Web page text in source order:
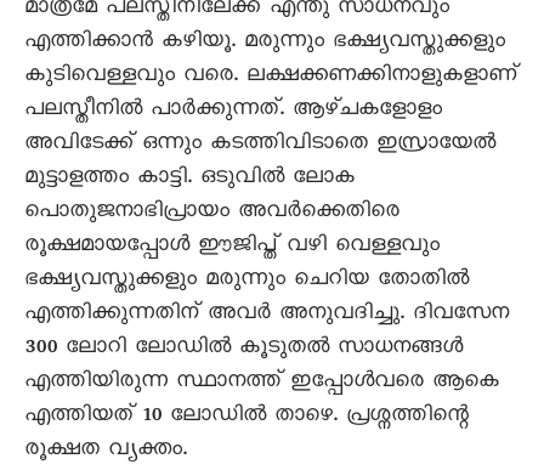
മാത്രമേ പലസ്തീനിലേക്ക് എന്തു സാധനവും
എത്തിക്കാൻ കഴിയൂ. മരുന്നും ഭക്ഷ്യവസ്തുക്കളും
കുടിവെള്ളവും വരെ. ലക്ഷക്കണക്കിനാളുകളാണ്
പലസ്തീനിൽ പാർക്കുന്നത്. ആഴ്ചകളോളം
അവിടേക്ക് ഒന്നും കടത്തിവിടാതെ ഇസ്രായേൽ
മുട്ടാളത്തം കാട്ടി. ഒടുവിൽ ലോക
പൊതുജനാഭിപ്രായം അവർക്കെതിരെ
രൂക്ഷമായപ്പോൾ ഈജിപ്ത് വഴി വെള്ളവും
ഭക്ഷ്യവസ്തുക്കളും മരുന്നും ചെറിയ തോതിൽ
എത്തിക്കുന്നതിന് അവർ അനുവദിച്ചു. ദിവസേന
300 ലോറി ലോഡിൽ കൂടുതൽ സാധനങ്ങൾ
എത്തിയിരുന്ന സ്ഥാനത്ത് ഇപ്പോൾവരെ ആകെ
എത്തിയത് 10 ലോഡിൽ താഴെ. പ്രശ്നത്തിന്റെ
രൂക്ഷത വ്യക്തം.